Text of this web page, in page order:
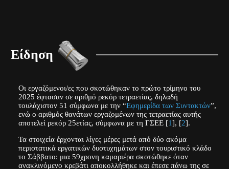
Είδηση
Οι εργαζόμενοι/ες που σκοτώθηκαν το πρώτο τρίμηνο του
2025 έφτασαν σε αριθμό ρεκόρ τετραετίας, δηλαδή
τουλάχιστον 51 σύμφωνα με την “Εφημερίδα των Συντακτών”,
ενώ ο αριθμός θανάτων εργαζομένων της τετραετίας αυτής
αποτελεί ρεκόρ 25ετίας, σύμφωνα με τη ΓΣΕΕ [1], [2].
Τα στοιχεία έρχονται λίγες μέρες μετά από δύο ακόμα
περιστατικά εργατικών δυστυχημάτων στον τουριστικό κλάδο
το Σάββατο: μια 59χρονη καμαριέρα σκοτώθηκε όταν
ανακλινόμενο κρεβάτι αποκολλήθηκε και έπεσε πάνω της σε